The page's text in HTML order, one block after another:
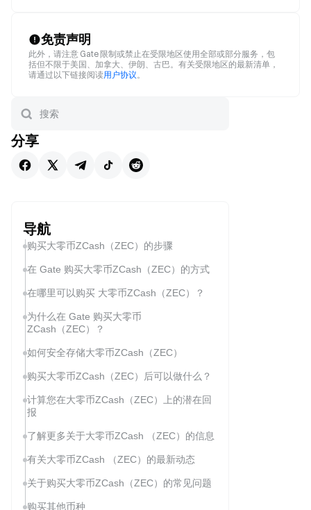
免责声明
此外，请注意 Gate 限制或禁止在受限地区使用全部或部分服务，包
括但不限于美国、加拿大、伊朗、古巴。有关受限地区的最新清单，
请通过以下链接阅读用户协议。
分享
导航
购买大零币ZCash（ZEC）的步骤
在 Gate 购买大零币ZCash（ZEC）的方式
在哪里可以购买 大零币ZCash（ZEC）？
为什么在 Gate 购买大零币
ZCash（ZEC）？
如何安全存储大零币ZCash（ZEC）
购买大零币ZCash（ZEC）后可以做什么？
计算您在大零币ZCash（ZEC）上的潜在回
报
了解更多关于大零币ZCash （ZEC）的信息
有关大零币ZCash （ZEC）的最新动态
关于购买大零币ZCash（ZEC）的常见问题
购买其他币种